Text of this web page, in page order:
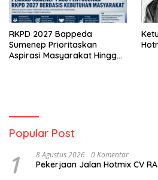
RKPD 2027 Bappeda
Sumenep Prioritaskan
Aspirasi Masyarakat Hingga
Popular Post
1 8 Agustus 2026 0 Komentar
Pekerjaan Jalan Hotmix CV